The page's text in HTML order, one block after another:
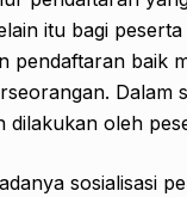
itu bagi
baik
Dalam
dilakukan oleh
sosialisasi